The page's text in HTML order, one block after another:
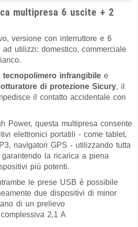
multipresa 6 uscite + 2
versione con interruttore e 6
ad utilizzi: domestico, commerciale
tecnopolimero infrangibile e
di protezione Sicury, il
il contatto accidentale con
Power, questa multipresa consente
elettronici portatili - come tablet,
navigatori GPS - utilizzando tutta
la ricarica a piena
più potenti.
le prese USB è possibile
due dispositivi di minor
di un prelievo
2,1 A